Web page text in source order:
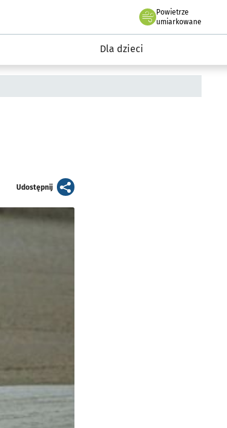
Powietrze
we Wrocławiu
umiarkowane
Dla dzieci
Udostępnijartykuł